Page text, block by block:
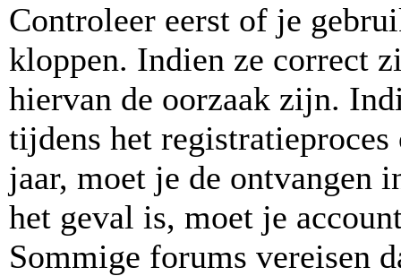
Controleer eerst of je
kloppen. Indien ze correct
hiervan de oorzaak zijn.
tijdens het
jaar, moet je de ontvangen
het geval is, moet je
Sommige forums vereisen